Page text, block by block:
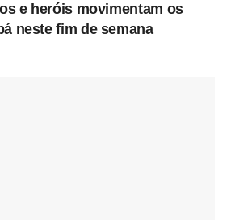
e heróis movimentam os
neste fim de semana